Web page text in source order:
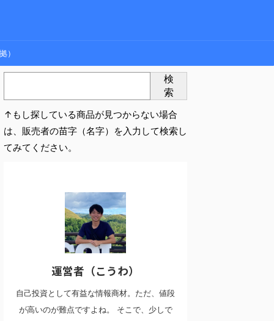
）
検
索
↑もし探している商品が見つからない場合
は、販売者の苗字（名字）を入力して検索し
てみてください。
運営者（こうわ）
自己投資として有益な情報商材。ただ、値段
が高いのが難点ですよね。 そこで、少しで